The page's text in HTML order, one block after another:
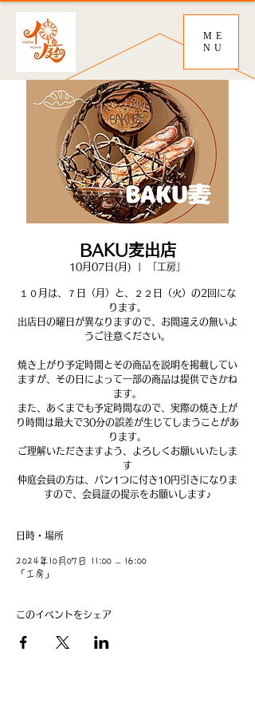
ME
NU
BAKU麦出店
10月07日(月) 「工房」
１０月は、７日（月）と、２２日（火）の2回にな
ります。
出店日の曜日が異なりますので、お間違えの無いよ
うご注意ください。
焼き上がり予定時間とその商品を説明を掲載してい
ますが、その日によって一部の商品は提供できかね
ます。
また、あくまでも予定時間なので、実際の焼き上が
り時間は最大で30分の誤差が生じてしまうことがあ
ります。
ご理解いただきますよう、よろしくお願いいたしま
す
仲庭会員の方は、パン1つに付き10円引きになりま
すので、会員証の提示をお願いします♪
日時・場所
2024年10月07日 11:00 – 16:00
「工房」
このイベントをシェア